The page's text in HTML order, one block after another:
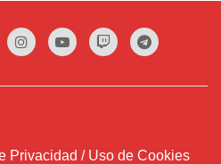
Privacidad / Uso de Cookies